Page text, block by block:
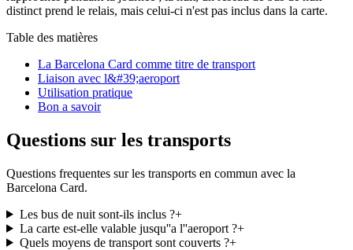
distinct prend le relais, mais celui-ci n'est pas inclus dans la carte.
Table des matières
La Barcelona Card comme titre de transport
Liaison avec l&#39;aeroport
Utilisation pratique
Bon a savoir
Questions sur les transports
Questions frequentes sur les transports en commun avec la
Barcelona Card.
Les bus de nuit sont-ils inclus ?+
La carte est-elle valable jusqu''a l''aeroport ?+
Quels moyens de transport sont couverts ?+